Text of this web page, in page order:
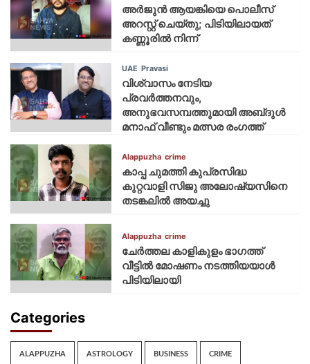
അർജുൻ ആയങ്കിയെ പൊലീസ്
അറസ്റ്റ് ചെയ്‌തു; പിടിയിലായത്
കണ്ണൂരിൽ നിന്ന്
UAE Pravasi
വിശ്വാസം നേടിയ
പ്രവർത്തനവും,
അനുഭവസമ്പത്തുമായി അബ്‌ദുൾ
മനാഫ് വീണ്ടും മത്സര രംഗത്ത്
Alappuzha crime
കാപ്പ ചുമത്തി കുപ്രസിദ്ധ
കുറ്റവാളി സിജു അലോഷ്യസിനെ
തടങ്കലിൽ അയച്ചു
Alappuzha crime
ചേർത്തല കാളികുളം ഭാഗത്ത്
വീട്ടിൽ മോഷണം നടത്തിയയാൾ
പിടിയിലായി
Categories
ALAPPUZHA ASTROLOGY BUSINESS CRIME